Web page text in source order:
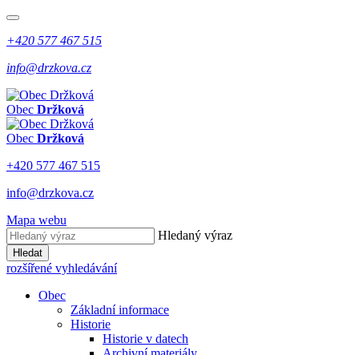
+420 577 467 515
info@drzkova.cz
Obec Držková
Obec Držková
+420 577 467 515
info@drzkova.cz
Mapa webu
Hledaný výraz
Hledat
rozšířené vyhledávání
Obec
Základní informace
Historie
Historie v datech